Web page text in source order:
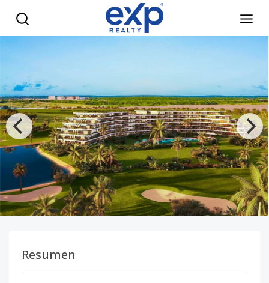
Resumen
Venta de apartamentos de lujo de 1, 2 y 3 habitaciones en